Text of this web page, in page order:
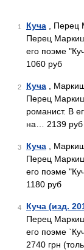
1 Куча , Перец
Перец
его поэме
1060 руб
2 Куча ,
Перец
романист. В
на… 2139 руб
3 Куча ,
Перец
его поэме
1180 руб
4 Куча (изд.
Перец
его поэме
2740 грн